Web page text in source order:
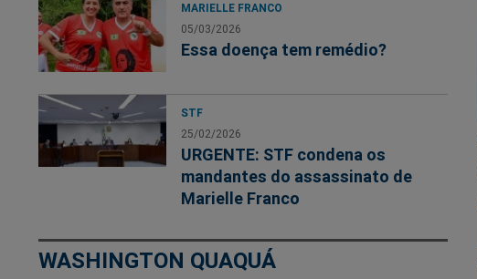
MARIELLE FRANCO
05/03/2026
Essa doença tem remédio?
STF
25/02/2026
URGENTE: STF condena os
mandantes do assassinato de
Marielle Franco
WASHINGTON QUAQUÁ